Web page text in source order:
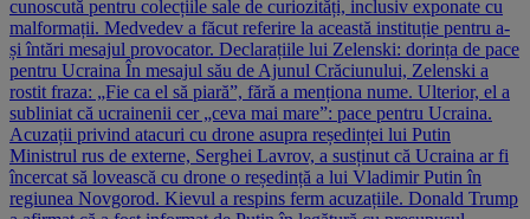
cunoscută pentru colecțiile sale de curiozități, inclusiv exponate cu
malformații. Medvedev a făcut referire la această instituție pentru a-
și întări mesajul provocator. Declarațiile lui Zelenski: dorința de pace
pentru Ucraina În mesajul său de Ajunul Crăciunului, Zelenski a
rostit fraza: „Fie ca el să piară”, fără a menționa nume. Ulterior, el a
subliniat că ucrainenii cer „ceva mai mare”: pace pentru Ucraina.
Acuzații privind atacuri cu drone asupra reședinței lui Putin
Ministrul rus de externe, Serghei Lavrov, a susținut că Ucraina ar fi
încercat să lovească cu drone o reședință a lui Vladimir Putin în
regiunea Novgorod. Kievul a respins ferm acuzațiile. Donald Trump